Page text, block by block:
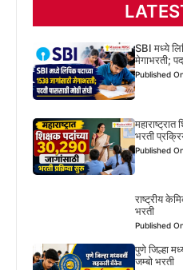
SBI मध्ये
मेगाभरती;
Published
भरती
Published
राष्ट्रीय
भरती
Published
पुणे जिल्हा
जम्बो भरती